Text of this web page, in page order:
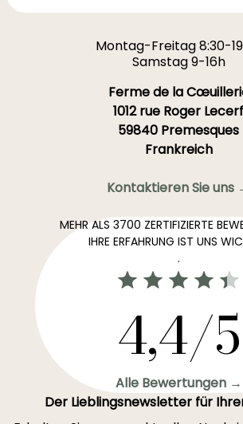
Montag-Freitag 8:30-
Samstag 9-16h
Ferme de la
1012 rue Roger Lecerf
59840 Premesques
Frankreich
Kontaktieren Sie uns
MEHR ALS 3700 ZERTIFIZIERTE
IHRE ERFAHRUNG IST UNS
.
4,4/5
Alle Bewertungen →
Der Lieblingsnewsletter für